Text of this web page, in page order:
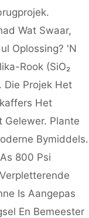
Wat Swaar,
Oplossing? 'n
Rook (SiO₂
Die Projek Het
Het
Gelewer. Plante
Bymiddels.
800 Psi
Is Aangepas
En Bemeester